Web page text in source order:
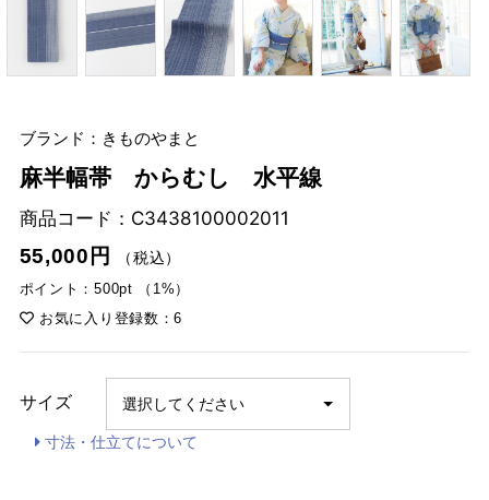
ブランド：きものやまと
麻半幅帯 からむし 水平線
商品コード： C3438100002011
55,000円
（税込）
ポイント：500pt （1%）
お気に入り登録数：6
サイズ
寸法・仕立てについて